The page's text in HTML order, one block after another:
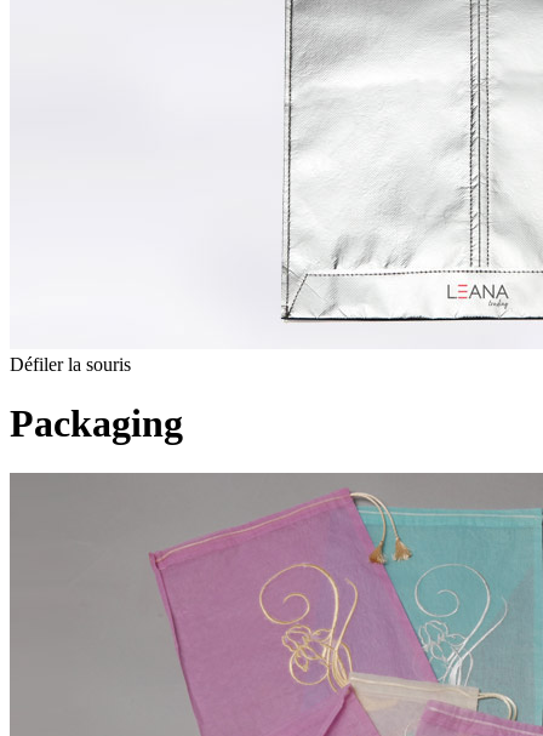
Défiler la souris
Packaging